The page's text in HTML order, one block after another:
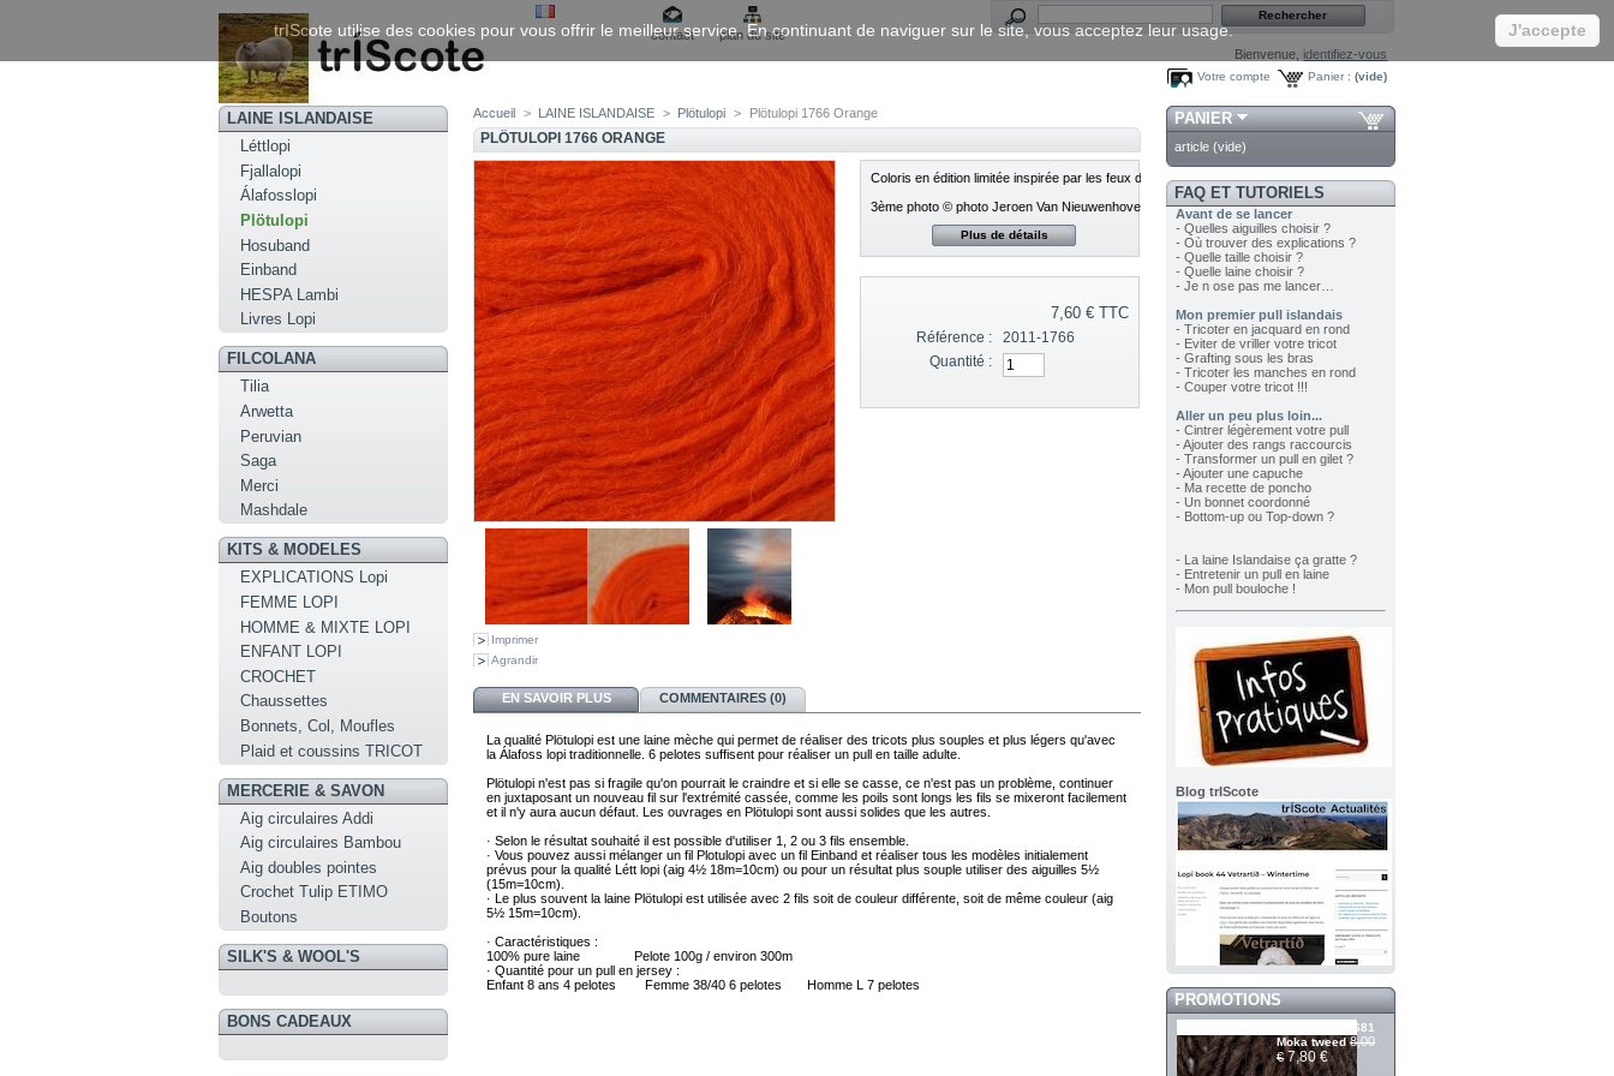
contact
plan du site
Bienvenue, identifiez-vous
Panier : (vide)
Votre compte
LAINE ISLANDAISE
Léttlopi
Fjallalopi
Álafosslopi
Plötulopi
Hosuband
Einband
HESPA Lambi
Livres Lopi
FILCOLANA
Tilia
Arwetta
Peruvian
Saga
Merci
Mashdale
KITS & MODELES
EXPLICATIONS Lopi
FEMME LOPI
HOMME & MIXTE LOPI
ENFANT LOPI
CROCHET
Chaussettes
Bonnets, Col, Moufles
Plaid et coussins TRICOT
MERCERIE & SAVON
Aig circulaires Addi
Aig circulaires Bambou
Aig doubles pointes
Crochet Tulip ETIMO
Boutons
SILK'S & WOOL'S
BONS CADEAUX
Accueil > LAINE ISLANDAISE > Plötulopi > Plötulopi 1766 Orange
PLÖTULOPI 1766 ORANGE
Imprimer
Agrandir
Coloris en édition limitée inspirée par les feux des éruptions volcanic dans la péninsules de Reykjanes
3ème photo © photo Jeroen Van Nieuwenhove
Plus de détails
7,60 €TTC
Référence :
2011-1766
Quantité :
EN SAVOIR PLUS COMMENTAIRES (0)
La qualité Plötulopi est une laine mèche qui permet de réaliser des tricots plus souples et plus légers qu'avec
la Álafoss lopi traditionnelle. 6 pelotes suffisent pour réaliser un pull en taille adulte.
Plötulopi n'est pas si fragile qu'on pourrait le craindre et si elle se casse, ce n'est pas un problème, continuer
en juxtaposant un nouveau fil sur l'extrémité cassée, comme les poils sont longs les fils se mixeront facilement
et il n'y aura aucun défaut. Les ouvrages en Plötulopi sont aussi solides que les autres.
· Selon le résultat souhaité il est possible d'utiliser 1, 2 ou 3 fils ensemble.
· Vous pouvez aussi mélanger un fil Plotulopi avec un fil Einband et réaliser tous les modèles initialement
prévus pour la qualité Létt lopi (aig 4½ 18m=10cm) ou pour un résultat plus souple utiliser des aiguilles 5½
(15m=10cm).
· Le plus souvent la laine Plötulopi est utilisée avec 2 fils soit de couleur différente, soit de même couleur (aig
5½ 15m=10cm).
· Caractéristiques :
100% pure laine Pelote 100g / environ 300m
· Quantité pour un pull en jersey :
Enfant 8 ans 4 pelotes Femme 38/40 6 pelotes Homme L 7 pelotes
PANIER
article (vide)
FAQ ET TUTORIELS
Avant de se lancer
- Quelles aiguilles choisir ?
- Où trouver des explications ?
- Quelle taille choisir ?
- Quelle laine choisir ?
- Je n ose pas me lancer…
Mon premier pull islandais
- Tricoter en jacquard en rond
- Eviter de vriller votre tricot
- Grafting sous les bras
- Tricoter les manches en rond
- Couper votre tricot !!!
Aller un peu plus loin...
- Cintrer légèrement votre pull
- Ajouter des rangs raccourcis
- Transformer un pull en gilet ?
- Ajouter une capuche
- Ma recette de poncho
- Un bonnet coordonné
- Bottom-up ou Top-down ?
- La laine Islandaise ça gratte ?
- Entretenir un pull en laine
- Mon pull bouloche !
Blog trIScote
PROMOTIONS
Álafosslopi 2681
Moka tweed8,00
€ 7,80 €
trIScote utilise des cookies pour vous offrir le meilleur service. En continuant de naviguer sur le site, vous acceptez leur usage. J'accepte